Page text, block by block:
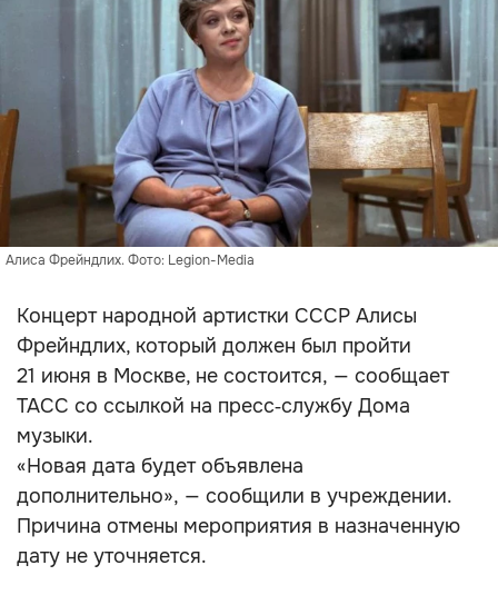
Алиса Фрейндлих. Фото: Legion-Media
Концерт народной артистки СССР Алисы
Фрейндлих, который должен был пройти
21 июня в Москве, не состоится, — сообщает
ТАСС со ссылкой на пресс‑службу Дома
музыки.
«Новая дата будет объявлена
дополнительно», — сообщили в учреждении.
Причина отмены мероприятия в назначенную
дату не уточняется.